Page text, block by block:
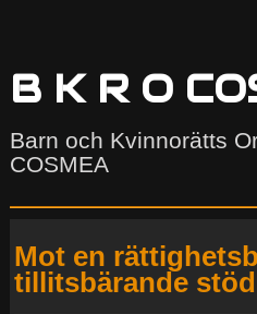
BLOGG
COSMEA
KONTAKTA
AKTUELLT
UTSATTHET
B K R O
Barn och Kvinnorätts
COSMEA
Mot en
tillitsbärande